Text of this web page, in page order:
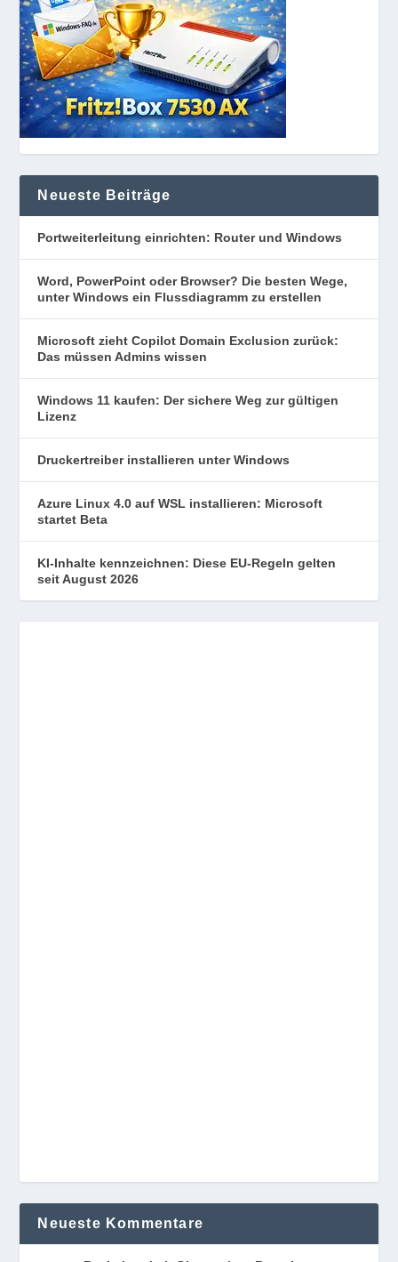
Neueste Beiträge
Portweiterleitung einrichten: Router und Windows
Word, PowerPoint oder Browser? Die besten Wege,
unter Windows ein Flussdiagramm zu erstellen
Microsoft zieht Copilot Domain Exclusion zurück:
Das müssen Admins wissen
Windows 11 kaufen: Der sichere Weg zur gültigen
Lizenz
Druckertreiber installieren unter Windows
Azure Linux 4.0 auf WSL installieren: Microsoft
startet Beta
KI-Inhalte kennzeichnen: Diese EU-Regeln gelten
seit August 2026
Neueste Kommentare